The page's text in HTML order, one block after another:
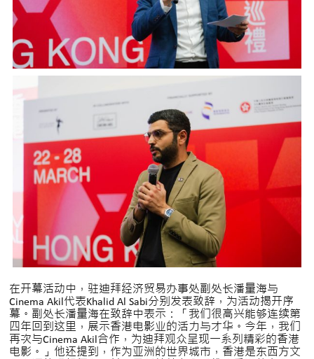
在开幕活动中，驻迪拜经济贸易办事处副处长潘量海与
Cinema Akil代表Khalid Al Sabi分别发表致辞，为活动揭开序
幕。副处长潘量海在致辞中表示：「我们很高兴能够连续第
四年回到这里，展示香港电影业的活力与才华。今年，我们
再次与Cinema Akil合作，为迪拜观众呈现一系列精彩的香港
电影。」他还提到，作为亚洲的世界城市，香港是东西方文